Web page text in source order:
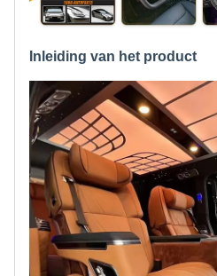
Inleiding van het product